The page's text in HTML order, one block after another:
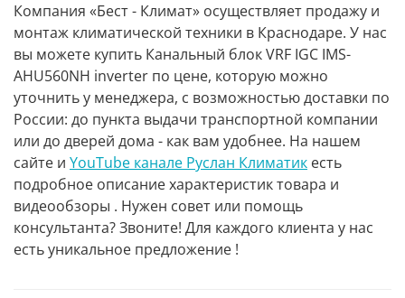
Компания «Бест - Климат» осуществляет продажу и
монтаж климатической техники в Краснодаре. У нас
вы можете купить Канальный блок VRF IGC IMS-
AHU560NH inverter по цене, которую можно
уточнить у менеджера, с возможностью доставки по
России: до пункта выдачи транспортной компании
или до дверей дома - как вам удобнее. На нашем
сайте и YouTube канале Руслан Климатик есть
подробное описание характеристик товара и
видеообзоры . Нужен совет или помощь
консультанта? Звоните! Для каждого клиента у нас
есть уникальное предложение !